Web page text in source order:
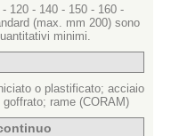
120 - 140 - 150 - 160 -
(max. mm 200) sono
minimi.
o plastificato; acciaio
rame (CORAM)